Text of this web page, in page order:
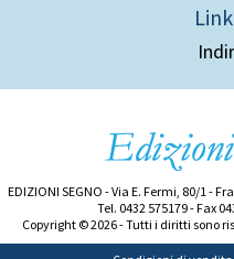
EDIZIONI SEGNO - Via E. Fermi, 80/1 -
Tel. 0432 575179 - Fax
Copyright © 2026 - Tutti i diritti sono